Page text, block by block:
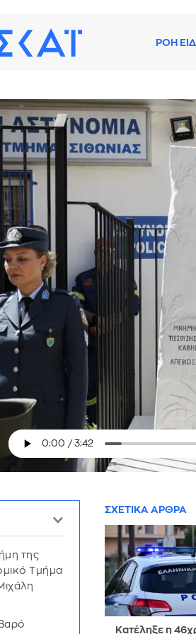
ΡΟΗ
της
Τμήμα
ΣΧΕΤΙΚΑ ΑΡΘΡΑ
Κατέληξε η